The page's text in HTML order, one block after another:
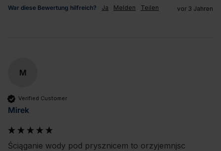
War diese Bewertung hilfreich? Ja Melden Teilen vor 3 Jahren
M
Verified Customer
Mirek
Ściąganie wody pod prysznicem to orzyjemnjsc